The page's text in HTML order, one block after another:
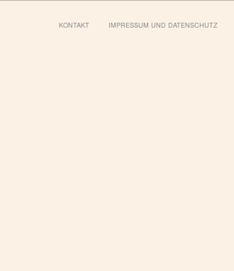
KONTAKT IMPRESSUM UND DATENSCHUTZ